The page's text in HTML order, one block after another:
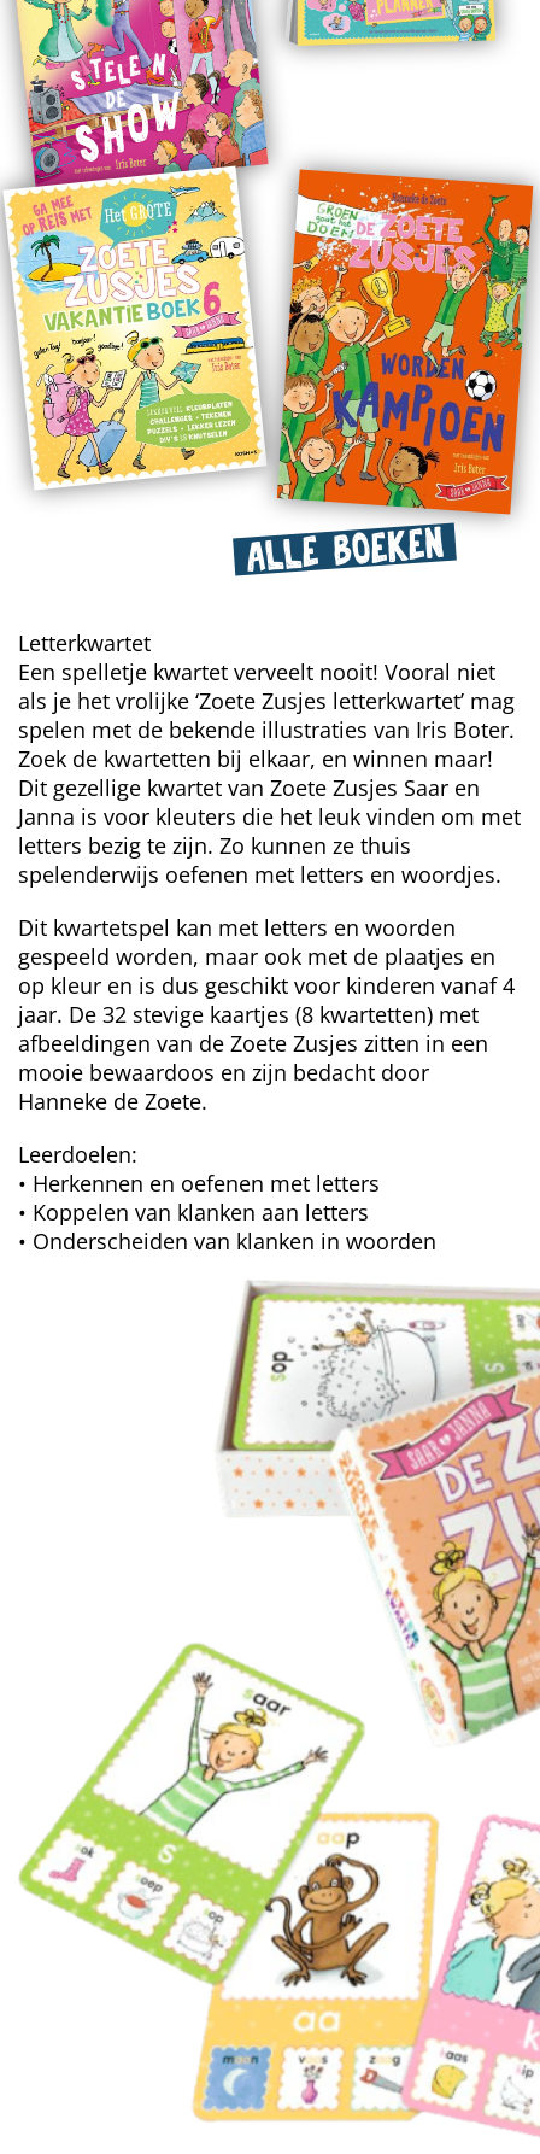
ALLE BOEKEN
Letterkwartet
Een spelletje kwartet verveelt nooit! Vooral niet
als je het vrolijke ‘Zoete Zusjes letterkwartet’ mag
spelen met de bekende illustraties van Iris Boter.
Zoek de kwartetten bij elkaar, en winnen maar!
Dit gezellige kwartet van Zoete Zusjes Saar en
Janna is voor kleuters die het leuk vinden om met
letters bezig te zijn. Zo kunnen ze thuis
spelenderwijs oefenen met letters en woordjes.
Dit kwartetspel kan met letters en woorden
gespeeld worden, maar ook met de plaatjes en
op kleur en is dus geschikt voor kinderen vanaf 4
jaar. De 32 stevige kaartjes (8 kwartetten) met
afbeeldingen van de Zoete Zusjes zitten in een
mooie bewaardoos en zijn bedacht door
Hanneke de Zoete.
Leerdoelen:
• Herkennen en oefenen met letters
• Koppelen van klanken aan letters
• Onderscheiden van klanken in woorden